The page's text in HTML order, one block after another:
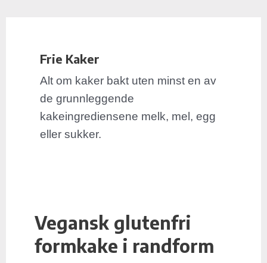
innholdetFrie Kaker
Alt om kaker bakt uten minst en av
de grunnleggende
kakeingrediensene melk, mel, egg
eller sukker.
Vegansk glutenfri
formkake i randform
Vegansk
glutenfri
formkake